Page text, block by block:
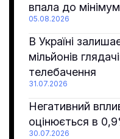
впала до
05.08.2026
В Україні
мільйонів
телебачення
31.07.2026
Негативний
оцінюється в
30.07.2026